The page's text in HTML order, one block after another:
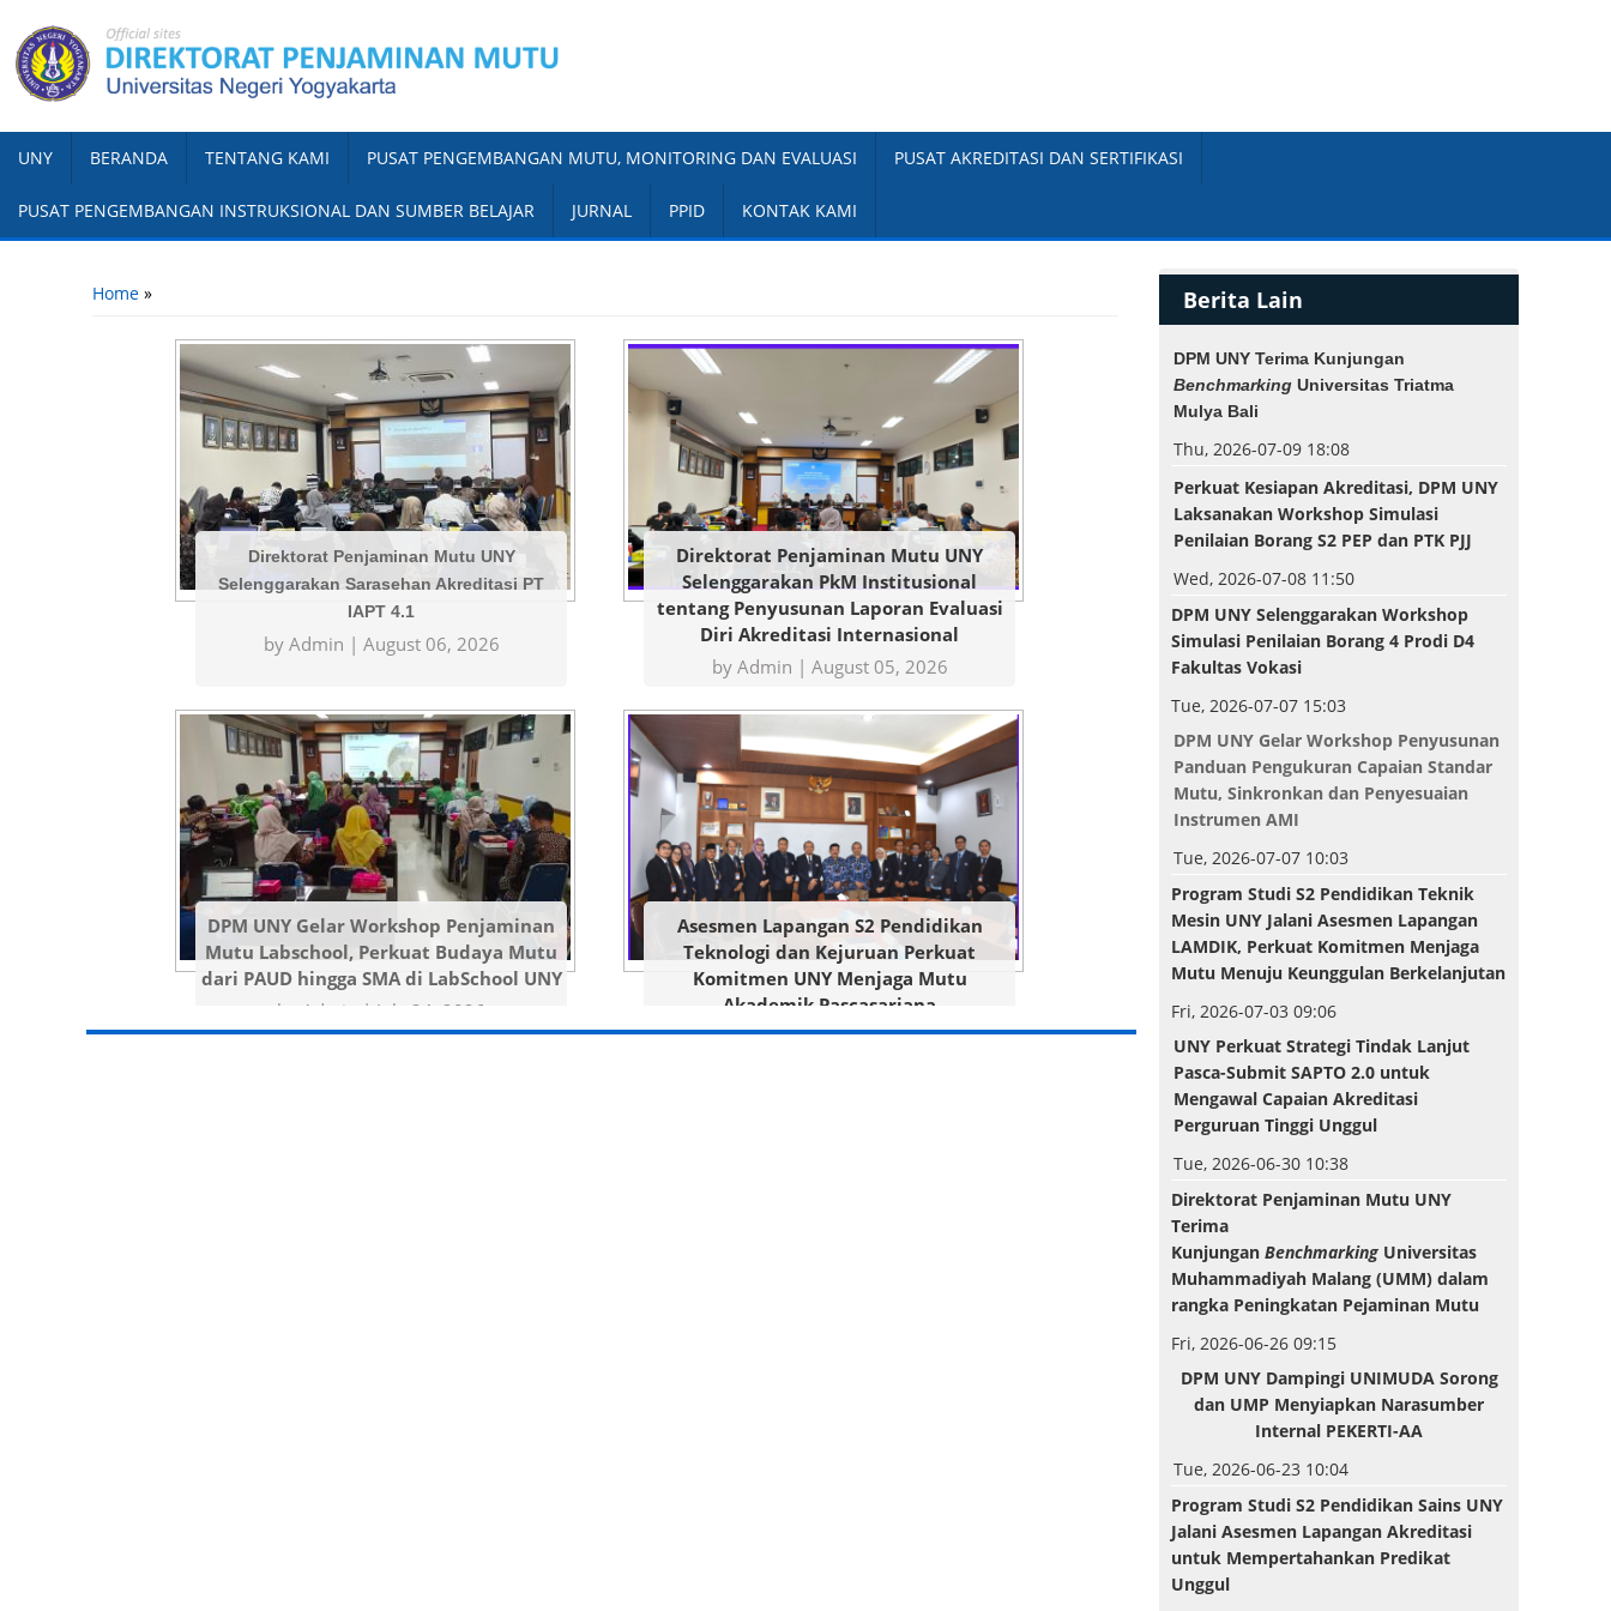
UNY BERANDA TENTANG KAMI PUSAT PENGEMBANGAN MUTU, MONITORING DAN EVALUASI PUSAT AKREDITASI DAN SERTIFIKASI
PUSAT PENGEMBANGAN INSTRUKSIONAL DAN SUMBER BELAJAR JURNAL PPID KONTAK KAMI
You are here
Home »
Direktorat Penjaminan Mutu UNY
Selenggarakan Sarasehan Akreditasi PT
IAPT 4.1
by Admin | August 06, 2026
Direktorat Penjaminan Mutu UNY
Selenggarakan PkM Institusional
tentang Penyusunan Laporan Evaluasi
Diri Akreditasi Internasional
by Admin | August 05, 2026
DPM UNY Gelar Workshop Penjaminan
Mutu Labschool, Perkuat Budaya Mutu
dari PAUD hingga SMA di LabSchool UNY
by Admin | July 24, 2026
Asesmen Lapangan S2 Pendidikan
Teknologi dan Kejuruan Perkuat
Komitmen UNY Menjaga Mutu
Akademik Pascasarjana
by Admin |July 23, 2026
Berita Lain
DPM UNY Terima Kunjungan
Benchmarking Universitas Triatma
Mulya Bali
Thu, 2026-07-09 18:08
Perkuat Kesiapan Akreditasi, DPM UNY
Laksanakan Workshop Simulasi
Penilaian Borang S2 PEP dan PTK PJJ
Wed, 2026-07-08 11:50
DPM UNY Selenggarakan Workshop
Simulasi Penilaian Borang 4 Prodi D4
Fakultas Vokasi
Tue, 2026-07-07 15:03
DPM UNY Gelar Workshop Penyusunan
Panduan Pengukuran Capaian Standar
Mutu, Sinkronkan dan Penyesuaian
Instrumen AMI
Tue, 2026-07-07 10:03
Program Studi S2 Pendidikan Teknik
Mesin UNY Jalani Asesmen Lapangan
LAMDIK, Perkuat Komitmen Menjaga
Mutu Menuju Keunggulan Berkelanjutan
Fri, 2026-07-03 09:06
UNY Perkuat Strategi Tindak Lanjut
Pasca-Submit SAPTO 2.0 untuk
Mengawal Capaian Akreditasi
Perguruan Tinggi Unggul
Tue, 2026-06-30 10:38
Direktorat Penjaminan Mutu UNY
Terima
Kunjungan Benchmarking Universitas
Muhammadiyah Malang (UMM) dalam
rangka Peningkatan Pejaminan Mutu
Fri, 2026-06-26 09:15
DPM UNY Dampingi UNIMUDA Sorong
dan UMP Menyiapkan Narasumber
Internal PEKERTI-AA
Tue, 2026-06-23 10:04
Program Studi S2 Pendidikan Sains UNY
Jalani Asesmen Lapangan Akreditasi
untuk Mempertahankan Predikat
Unggul